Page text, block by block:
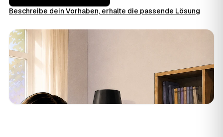
Beschreibe dein Vorhaben, erhalte die passende Lösung